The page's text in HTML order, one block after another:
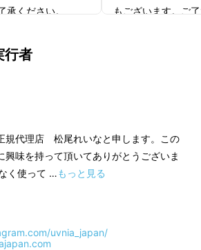
が大量に付着しています。
承ください。
により出荷時期が
す。
売価格が販売予定
もございます。ご
行者
規代理店 松尾れいなと申します。この
興味を持って頂いてありがとうございま
く使って …もっと見る
uvnia_japan/